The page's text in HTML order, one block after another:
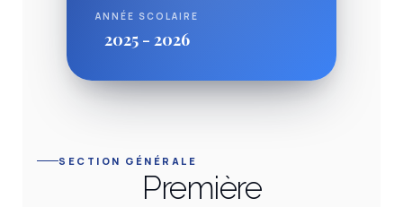
SECTION GÉNÉRALE
Première
ANNÉE SCOLAIRE
2025 - 2026
2025 - 2026
2025 - 2026
2025 - 2026